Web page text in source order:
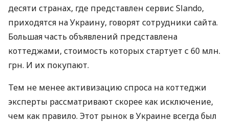
десяти странах, где представлен сервис Slando,
приходятся на Украину, говорят сотрудники сайта.
Большая часть объявлений представлена
коттеджами, стоимость которых стартует с 60 млн.
грн. И их покупают.
Тем не менее активизацию спроса на коттеджи
эксперты рассматривают скорее как исключение,
чем как правило. Этот рынок в Украине всегда был